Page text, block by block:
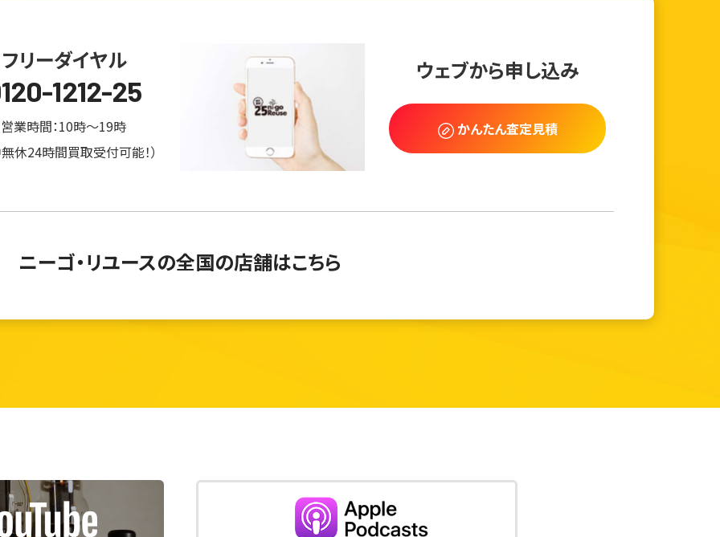
フリーダイヤル
1212-25
営業時間：10時～19時
休24時間買取受付可能！）
ウェブから申し込み
かんたん査定見積
ニーゴ・リユースの全国の店舗はこちら